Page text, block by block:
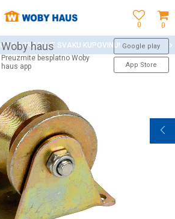
0
0
Woby haus
Preuzmite besplatno Woby
haus app
Google play
App Store
NAGRAĐUJE SVAKU KUPOVINU!